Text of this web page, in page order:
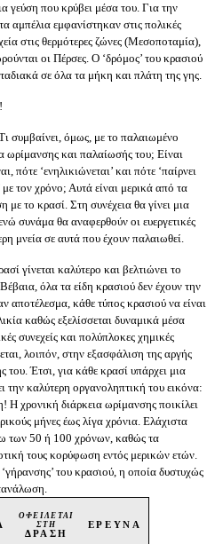
γεύση που κρύβει μέσα του. Για την
αμπέλια εμφανίστηκαν στις πολικές
στις θερμότερες ζώνες (Μεσοποταμία),
οι Πέρσες. Ο ‘δρόμος’ του κρασιού
σε όλα τα μήκη και πλάτη της γης.
συμβαίνει, όμως, με το παλαιωμένο
ωρίμανσης και παλαίωσής του; Είναι
πότε ‘ενηλικιώνεται’ και πότε ‘παίρνει
με τον χρόνο; Αυτά είναι μερικά από τα
με το κρασί. Στη συνέχεια θα γίνει μια
συνάμα θα αναφερθούν οι ευεργετικές
μνεία σε αυτά που έχουν παλαιωθεί.
γίνεται καλύτερο και βελτιώνει το
όλα τα είδη κρασιού δεν έχουν την
αποτέλεσμα, κάθε τύπος κρασιού να είναι
καθώς εξελίσσεται δυναμικά μέσα
συνεχείς και πολύπλοκες χημικές
λοιπόν, στην εξασφάλιση της αργής
του. Έτσι, για κάθε κρασί υπάρχει μια
την καλύτερη οργανοληπτική του εικόνα:
Η χρονική διάρκεια ωρίμανσης ποικίλει
μήνες έως λίγα χρόνια. Ελάχιστα
των 50 ή 100 χρόνων, καθώς τα
τους κορύφωση εντός μερικών ετών.
του κρασιού, η οποία δυστυχώς
ΟΦΕΙΛΕΤΑΙ
ΣΤΗ
ΔΡΑΣΗ
ΕΡΕΥΝΑ